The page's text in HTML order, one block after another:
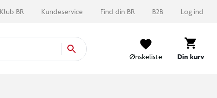
Klub BR Kundeservice Find din BR B2B Log ind
Ønskeliste Din kurv